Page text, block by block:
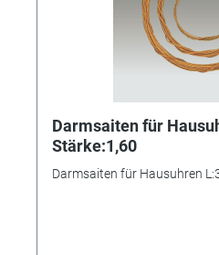
Darmsaiten für
Stärke:1,60
Darmsaiten für Hausuhren